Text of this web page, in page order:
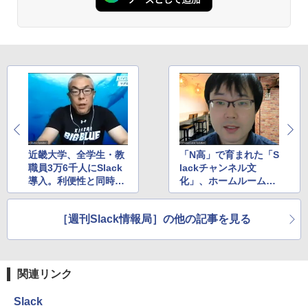
近畿大学、全学生・教
職員3万6千人にSlack
導入。利便性と同時に
「大学のブランディン
「N高」で育まれた「S
lackチャンネル文
化」、ホームルームか
ら部活・趣味まで5000
ルでつながる生徒たち
［週刊Slack情報局］の他の記事を見る
関連リンク
Slack